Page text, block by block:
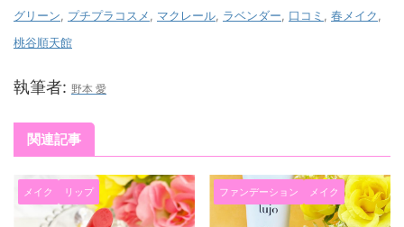
グリーン
プチプラコスメ マクレール ラベンダー 口コミ 春メイク
桃谷順天館
執筆者: 野本 愛
関連記事
メイク リップ ファンデーション メイク